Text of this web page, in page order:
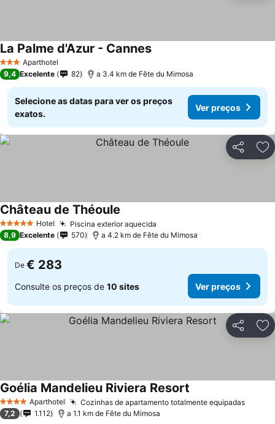
3 EstrelasAparthotel
La Palme d'Azur - CannesVer preços
9,4 Excelente 82 a 3.4 km de Fête du Mimosa
Selecione as datas para ver os preços
exatos.
Ver preços
Partilhar
5 Estrelas Hotel Piscina exterior aquecida
Château de Théoule
8,9 Excelente 570 a 4.2 km de Fête du Mimosa
De € 283
Consulte os preços de 10 sites Ver preços
Partilhar
4 EstrelasAparthotel Cozinhas de apartamento totalmente equipadasVer
Goélia Mandelieu Riviera Resort
7,2 1.112 a 1.1 km de Fête du Mimosa